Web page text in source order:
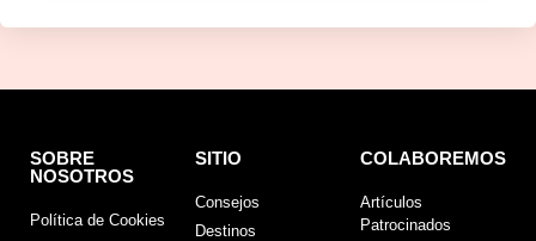
SOBRE
NOSOTROS
Política de Cookies
SITIO
Consejos
Destinos
COLABOREMOS
Artículos
Patrocinados